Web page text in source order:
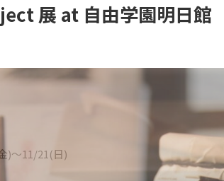
展 at 自由学園明日館
)〜11/21(日)